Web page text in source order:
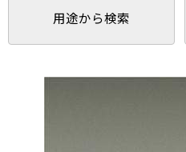
用途から検索